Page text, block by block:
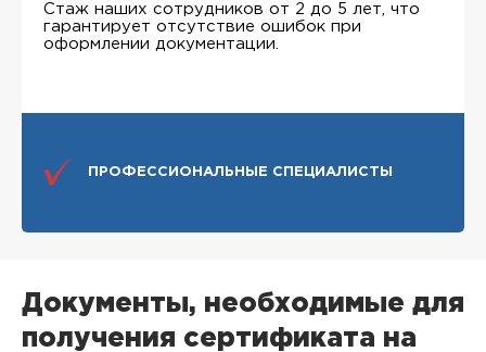
Стаж наших сотрудников от 2 до 5 лет, что
гарантирует отсутствие ошибок при
оформлении документации.
ПРОФЕССИОНАЛЬНЫЕ СПЕЦИАЛИСТЫ
Документы, необходимые для
получения сертификата на